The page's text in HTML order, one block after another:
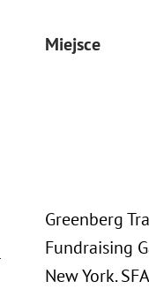
Miejsce
Greenberg
Fundraising
New York.